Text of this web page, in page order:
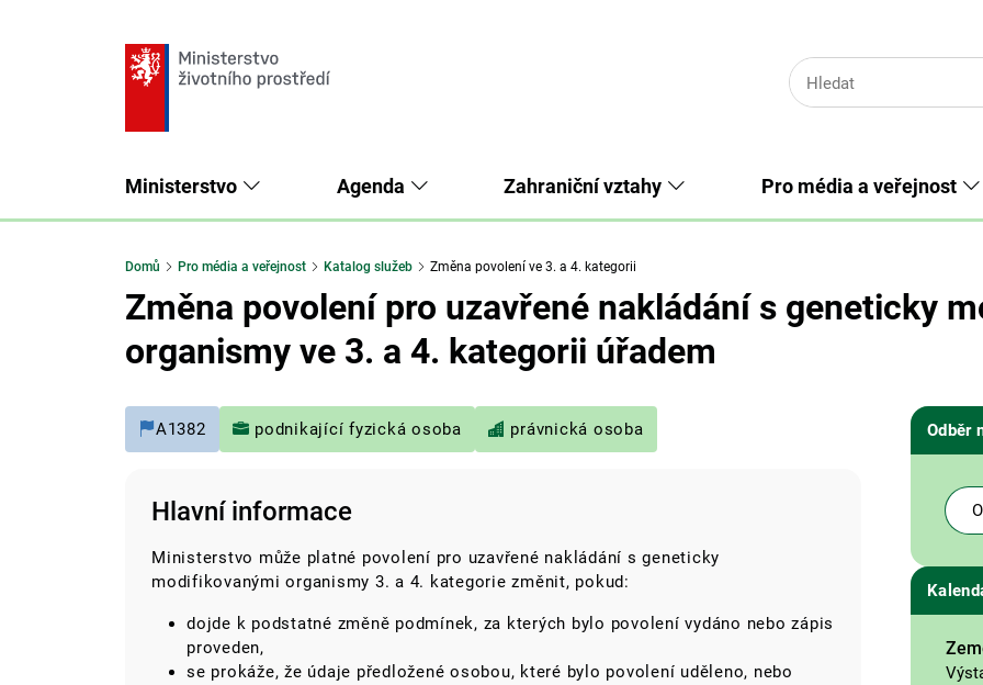
Ministerstvo Agenda Zahraniční vztahy Pro média a veřejnost
Domů Pro média a veřejnost Katalog služeb Změna povolení ve 3. a 4. kategorii
Změna povolení pro uzavřené nakládání s geneticky
organismy ve 3. a 4. kategorii úřadem
A1382 podnikající fyzická osoba právnická osoba
Hlavní informace
Ministerstvo může platné povolení pro uzavřené nakládání s geneticky
modifikovanými organismy 3. a 4. kategorie změnit, pokud:
dojde k podstatné změně podmínek, za kterých bylo povolení vydáno nebo zápis
proveden,
se prokáže, že údaje předložené osobou, které bylo povolení uděleno, nebo
Odběr